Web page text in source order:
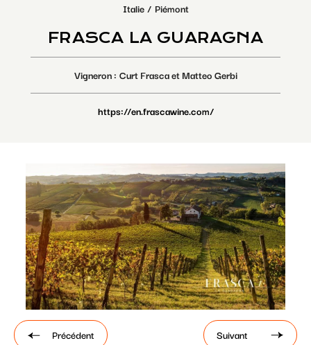
MagaZin
Contact
Paramétrer les cookies
Italie Piémont
FRASCA LA GUARAGNA
Vigneron Curt Frasca et Matteo Gerbi
https://en.frascawine.com/
Précédent Suivant